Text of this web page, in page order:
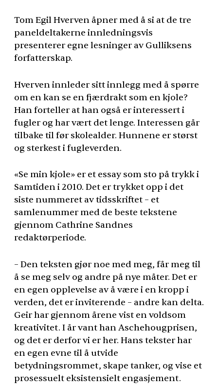
Tom Egil Hverven åpner med å si at de tre
paneldeltakerne innledningsvis
presenterer egne lesninger av Gulliksens
forfatterskap.
Hverven innleder sitt innlegg med å spørre
om en kan se en fjærdrakt som en kjole?
Han forteller at han også er interessert i
fugler og har vært det lenge. Interessen går
tilbake til før skolealder. Hunnene er størst
og sterkest i fugleverden.
«Se min kjole» er et essay som sto på trykk i
Samtiden i 2010. Det er trykket opp i det
siste nummeret av tidsskriftet – et
samlenummer med de beste tekstene
gjennom Cathrine Sandnes
redaktørperiode.
– Den teksten gjør noe med meg, får meg til
å se meg selv og andre på nye måter. Det er
en egen opplevelse av å være i en kropp i
verden, det er inviterende – andre kan delta.
Geir har gjennom årene vist en voldsom
kreativitet. I år vant han Aschehougprisen,
og det er derfor vi er her. Hans tekster har
en egen evne til å utvide
betydningsrommet, skape tanker, og vise et
prosessuelt eksistensielt engasjement.